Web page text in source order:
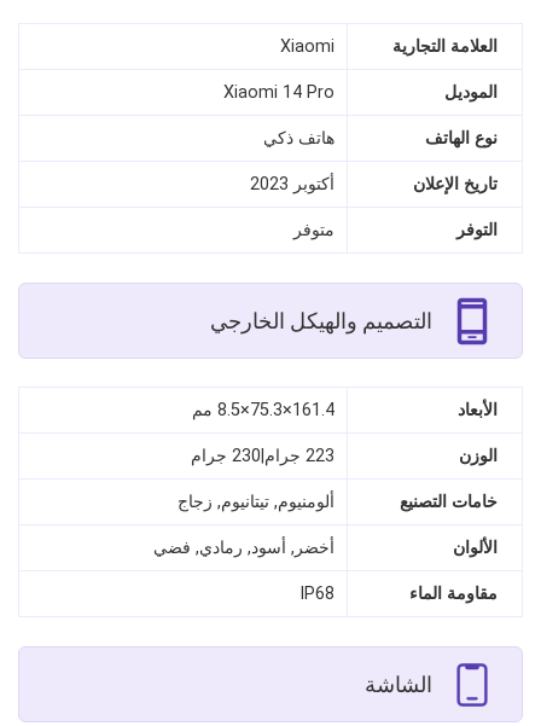
العلامة التجارية Xiaomi
الموديل Xiaomi 14 Pro
نوع الهاتف هاتف ذكي
تاريخ الإعلان أكتوبر 2023
التوفر متوفر
التصميم والهيكل الخارجي
الأبعاد 161.4×75.3×8.5 مم
الوزن 223 جرام|230 جرام
خامات التصنيع ألومنيوم, تيتانيوم, زجاج
الألوان أخضر, أسود, رمادي, فضي
مقاومة الماء IP68
الشاشة